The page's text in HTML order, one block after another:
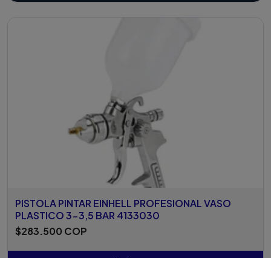
PISTOLA PINTAR EINHELL PROFESIONAL VASO
PLASTICO 3-3,5 BAR 4133030
$283.500 COP